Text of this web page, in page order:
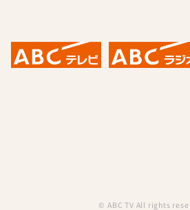
© ABC TV All rights